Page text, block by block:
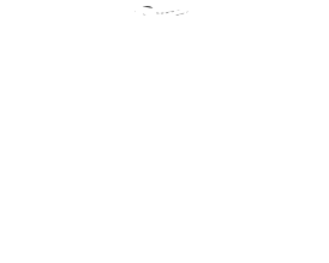
réalisation R Dynamics